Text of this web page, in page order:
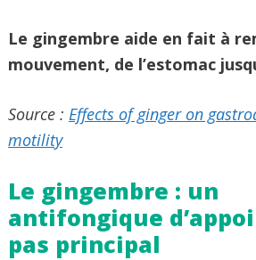
Le gingembre aide en fait à
mouvement, de l’estomac
Source : Effects of ginger on
motility
Le gingembre : un
antifongique
pas principal